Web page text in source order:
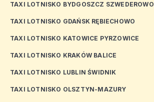
TAXI LOTNISKO BYDGOSZCZ SZWEDEROWO
TAXI LOTNISKO GDAŃSK RĘBIECHOWO
TAXI LOTNISKO KATOWICE PYRZOWICE
TAXI LOTNISKO KRAKÓW BALICE
TAXI LOTNISKO LUBLIN ŚWIDNIK
TAXI LOTNISKO OLSZTYN-MAZURY